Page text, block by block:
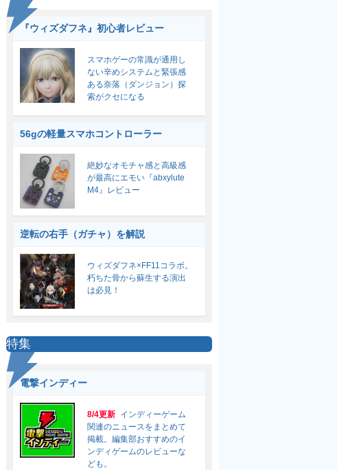
『ウィズダフネ』初心者レビュー
スマホゲーの常識が通用し
ない辛めシステムと緊張感
ある奈落（ダンジョン）探
索がクセになる
56gの軽量スマホコントローラー
絶妙なオモチャ感と高級感
が最高にエモい『abxylute
M4』レビュー
逆転の右手（ガチャ）を解説
ウィズダフネ×FF11コラボ。
朽ちた骨から蘇生する演出
は必見！
特集
電撃インディー
8/4更新 インディーゲーム
関連のニュースをまとめて
掲載。編集部おすすめのイ
ンディゲームのレビューな
ども。